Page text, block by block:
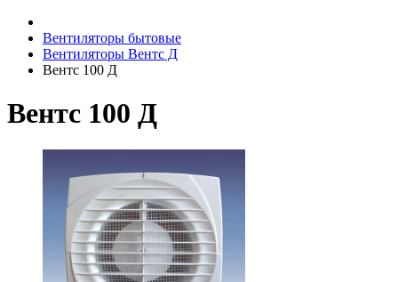
Вентиляторы бытовые
Вентиляторы Вентс Д
Вентс 100 Д
Вентс 100 Д